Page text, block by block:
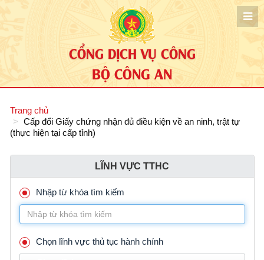
CỔNG DỊCH VỤ CÔNG
BỘ CÔNG AN
Trang chủ
Cấp đổi Giấy chứng nhận đủ điều kiện về an ninh, trật tự
(thực hiện tại cấp tỉnh)
LĨNH VỰC TTHC
Nhập từ khóa tìm kiếm
Chọn lĩnh vực thủ tục hành chính